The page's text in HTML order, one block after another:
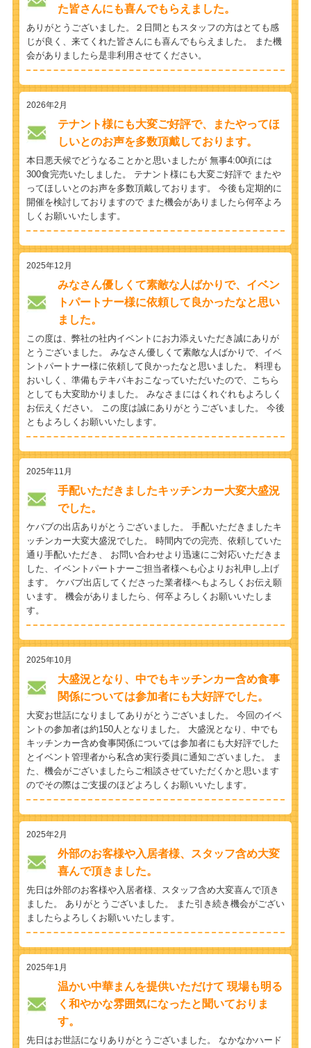
た皆さんにも喜んでもらえました。
ありがとうございました。２日間ともスタッフの方はとても感
じが良く、来てくれた皆さんにも喜んでもらえました。 また機
会がありましたら是非利用させてください。
2026年2月
テナント様にも大変ご好評で、またやってほ
しいとのお声を多数頂戴しております。
本日悪天候でどうなることかと思いましたが 無事4:00頃には
300食完売いたしました。 テナント様にも大変ご好評で またや
ってほしいとのお声を多数頂戴しております。 今後も定期的に
開催を検討しておりますので また機会がありましたら何卒よろ
しくお願いいたします。
2025年12月
みなさん優しくて素敵な人ばかりで、イベン
トパートナー様に依頼して良かったなと思い
ました。
この度は、弊社の社内イベントにお力添えいただき誠にありが
とうございました。 みなさん優しくて素敵な人ばかりで、イベ
ントパートナー様に依頼して良かったなと思いました。 料理も
おいしく、準備もテキパキおこなっていただいたので、こちら
としても大変助かりました。 みなさまにはくれぐれもよろしく
お伝えください。 この度は誠にありがとうございました。 今後
ともよろしくお願いいたします。
2025年11月
手配いただきましたキッチンカー大変大盛況
でした。
ケバブの出店ありがとうございました。 手配いただきましたキ
ッチンカー大変大盛況でした。 時間内での完売、依頼していた
通り手配いただき、 お問い合わせより迅速にご対応いただきま
した、イベントパートナーご担当者様へも心よりお礼申し上げ
ます。 ケバブ出店してくださった業者様へもよろしくお伝え願
います。 機会がありましたら、何卒よろしくお願いいたしま
す。
2025年10月
大盛況となり、中でもキッチンカー含め食事
関係については参加者にも大好評でした。
大変お世話になりましてありがとうございました。 今回のイベ
ントの参加者は約150人となりました。 大盛況となり、中でも
キッチンカー含め食事関係については参加者にも大好評でした
とイベント管理者から私含め実行委員に通知ございました。 ま
た、機会がございましたらご相談させていただくかと思います
のでその際はご支援のほどよろしくお願いいたします。
2025年2月
外部のお客様や入居者様、スタッフ含め大変
喜んで頂きました。
先日は外部のお客様や入居者様、スタッフ含め大変喜んで頂き
ました。 ありがとうございました。 また引き続き機会がござい
ましたらよろしくお願いいたします。
2025年1月
温かい中華まんを提供いただけて 現場も明る
く和やかな雰囲気になったと聞いておりま
す。
先日はお世話になりありがとうございました。 なかなかハード